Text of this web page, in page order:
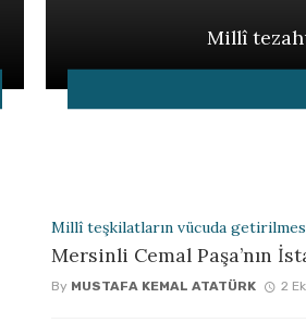
Millî
Millî teşkilatların vücuda
Mersinli Cemal Paşa’nın
By MUSTAFA KEMAL ATATÜRK 2